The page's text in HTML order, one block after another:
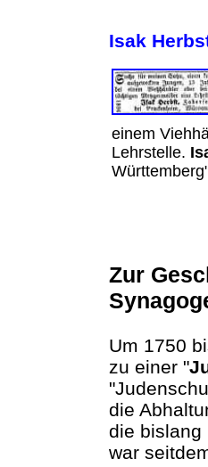
Isak
einem
Lehrstelle.
Zur
Um 1750
zu einer "
die
die bislang
war